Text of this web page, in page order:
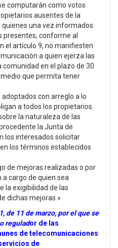
computarán como votos
ausentes de la
una vez informados
presentes, conforme al
el artículo 9, no manifiesten
a quien ejerza las
en el plazo de 30
que permita tener
con arreglo a lo
a todos los propietarios.
la naturaleza de las
la Junta de
los interesados solicitar
los términos establecidos
de mejoras realizadas o por
cargo de quien sea
la exigibilidad de las
dichas mejoras.»
de 11 de marzo, por el que se
regulador de las
de telecomunicaciones
de